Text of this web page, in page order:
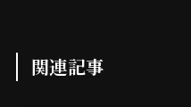
関連記事